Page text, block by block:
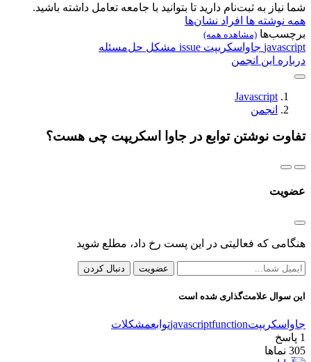
شما نیاز به ثبت‌نام دارید تا بتوانید با جامعه تعامل داشته باشید.
همه نوشته ها افراد نشان‌ها
برچسب‌ها (مشاهده همه)
javascript جاواسکریپت issue مشکل حل‌مسئله
درباره این انجمن
Javascript
انجمن
تفاوت نوشتن توابع در جاوا اسکریپت چی هست؟
عضویت
هنگامی که فعالیتی در این پست رخ داد، مطلع شوید
عضویت دنبال کردن
این سوال علامت‌گذاری شده است
جاواسکریپت javascriptfunction توابعمشکلات
1 پاسخ
305 نماها